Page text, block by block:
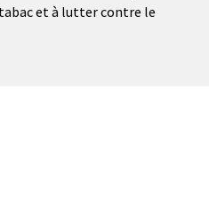
et à lutter contre le